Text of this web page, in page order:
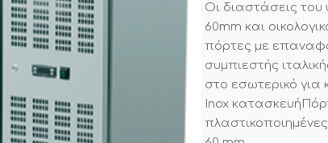
Οι διαστάσεις του
60mm και
πόρτες με
συμπιεστής
στο εσωτερικό για
Ιnox